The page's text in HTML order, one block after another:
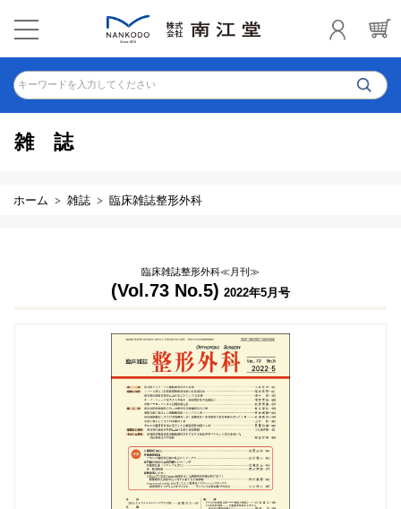
キーワードを入力してください
雑誌
ホーム 雑誌 臨床雑誌整形外科
臨床雑誌整形外科≪月刊≫
(Vol.73 No.5) 2022年5月号